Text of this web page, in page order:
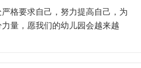
格要求自己，努力提高自己，为
量，愿我们的幼儿园会越来越